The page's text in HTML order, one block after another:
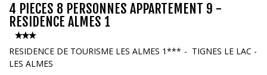
4 PIECES 8 PERSONNES APPARTEMENT 9 -
RESIDENCE ALMES 1
RESIDENCE DE TOURISME LES ALMES 1***
TIGNES LE LAC -
LES ALMES